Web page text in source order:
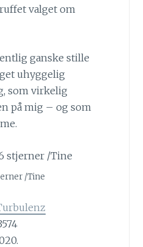
valget om
ganske stille
uhyggelig
som virkelig
på mig – og som
/Tine